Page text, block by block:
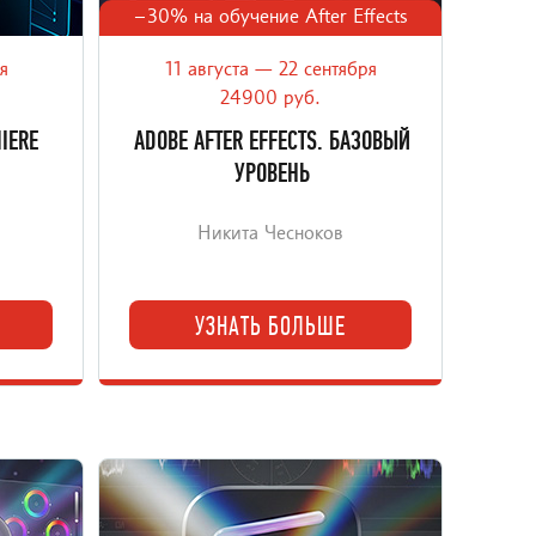
в
Фундаментальный онлайн-курс с
упором на подготовку к работе с
Effects.
–30% на обучение After Effects
11 августа — 22 сентября
24900 руб.
ADOBE AFTER EFFECTS. БАЗОВЫЙ
УРОВЕНЬ
Никита Чесноков
УЗНАТЬ БОЛЬШЕ